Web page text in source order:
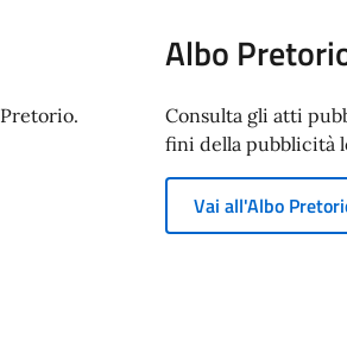
Albo
Consulta gli atti
fini della pubblicità
Vai all'Albo